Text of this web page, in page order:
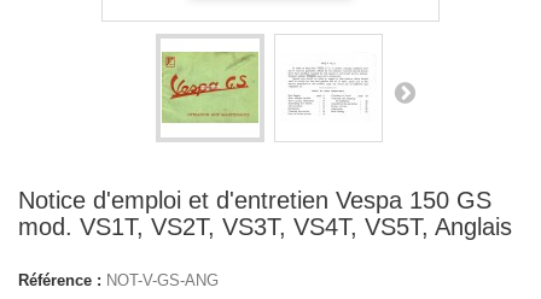
Notice d'emploi et d'entretien Vespa 150 GS
mod. VS1T, VS2T, VS3T, VS4T, VS5T, Anglais
Référence : NOT-V-GS-ANG